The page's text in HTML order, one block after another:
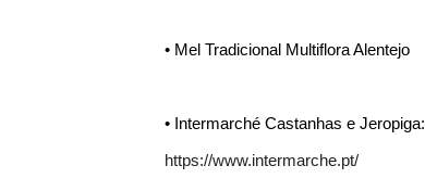
• Mel Tradicional Multiflora Alentejo
• Intermarché Castanhas e Jeropiga:
https://www.intermarche.pt/